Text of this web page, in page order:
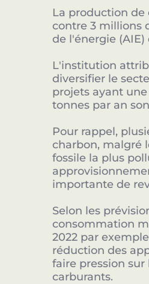
La production de
contre 3 millions
de l'énergie (AIE)
L'institution
diversifier le
projets ayant
tonnes par an
Pour rappel,
charbon, malgré
fossile la plus
importante de
Selon les
consommation
2022 par
réduction des
faire pression
carburants.